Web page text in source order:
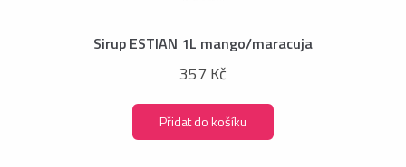
Sirup ESTIAN 1L mango/maracuja
357 Kč
Přidat do košíku